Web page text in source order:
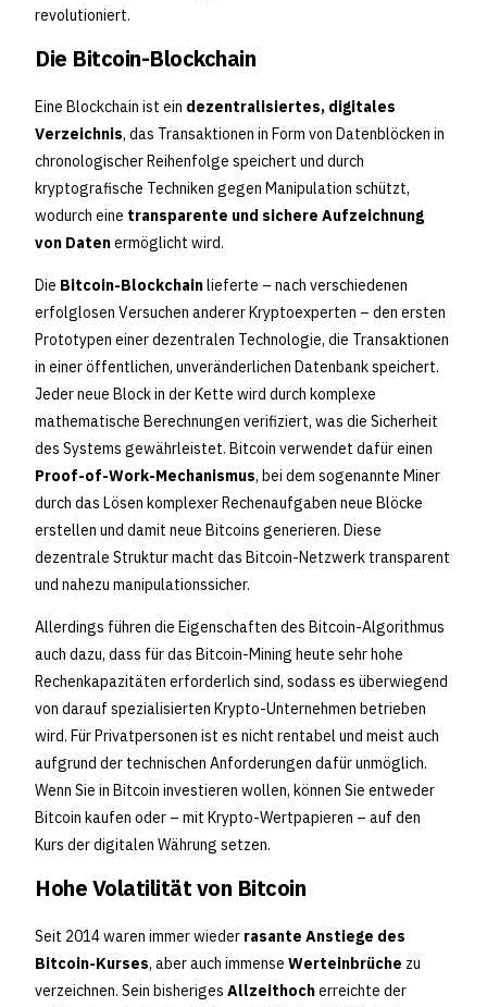
revolutioniert.
Die Bitcoin-Blockchain
Eine Blockchain ist ein dezentralisiertes, digitales
Verzeichnis, das Transaktionen in Form von Datenblöcken in
chronologischer Reihenfolge speichert und durch
kryptografische Techniken gegen Manipulation schützt,
wodurch eine transparente und sichere Aufzeichnung
von Datenermöglicht wird.
Die Bitcoin-Blockchainlieferte – nach verschiedenen
erfolglosen Versuchen anderer Kryptoexperten – den ersten
Prototypen einer dezentralen Technologie, die Transaktionen
in einer öffentlichen, unveränderlichen Datenbank speichert.
Jeder neue Block in der Kette wird durch komplexe
mathematische Berechnungen verifiziert, was die Sicherheit
des Systems gewährleistet. Bitcoin verwendet dafür einen
Proof-of-Work-Mechanismus, bei dem sogenannte Miner
durch das Lösen komplexer Rechenaufgaben neue Blöcke
erstellen und damit neue Bitcoins generieren. Diese
dezentrale Struktur macht das Bitcoin-Netzwerk transparent
und nahezu manipulationssicher.
Allerdings führen die Eigenschaften des Bitcoin-Algorithmus
auch dazu, dass für das Bitcoin-Mining heute sehr hohe
Rechenkapazitäten erforderlich sind, sodass es überwiegend
von darauf spezialisierten Krypto-Unternehmen betrieben
wird. Für Privatpersonen ist es nicht rentabel und meist auch
aufgrund der technischen Anforderungen dafür unmöglich.
Wenn Sie in Bitcoin investieren wollen, können Sie entweder
Bitcoin kaufen oder – mit Krypto-Wertpapieren – auf den
Kurs der digitalen Währung setzen.
Hohe Volatilität von Bitcoin
Seit 2014 waren immer wieder rasante Anstiege des
Bitcoin-Kurses, aber auch immense Werteinbrüche zu
verzeichnen. Sein bisheriges Allzeithocherreichte der